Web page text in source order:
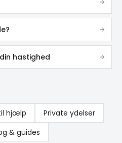
hastighed
hjælp
Private ydelser
& guides